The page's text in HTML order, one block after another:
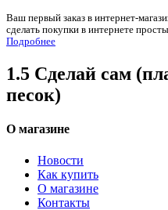
Ваш первый заказ в интернет-
сделать покупки в интернете
Подробнее
1.5 Сделай сам
песок)
О магазине
Новости
Как купить
О магазине
Контакты